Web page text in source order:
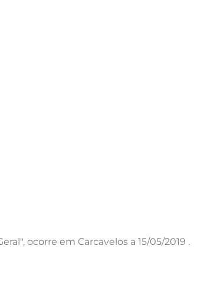
ocorre em Carcavelos a 15/05/2019 .